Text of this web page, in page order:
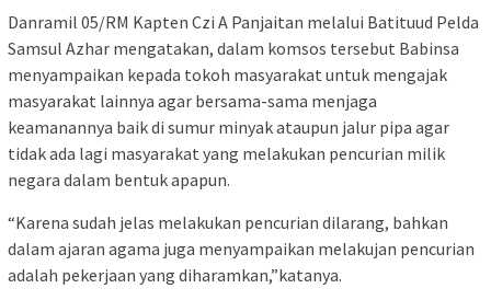
Danramil 05/RM Kapten Czi A Panjaitan melalui Batituud Pelda
Samsul Azhar mengatakan, dalam komsos tersebut Babinsa
menyampaikan kepada tokoh masyarakat untuk mengajak
masyarakat lainnya agar bersama-sama menjaga
keamanannya baik di sumur minyak ataupun jalur pipa agar
tidak ada lagi masyarakat yang melakukan pencurian milik
negara dalam bentuk apapun.
“Karena sudah jelas melakukan pencurian dilarang, bahkan
dalam ajaran agama juga menyampaikan melakujan pencurian
adalah pekerjaan yang diharamkan,”katanya.